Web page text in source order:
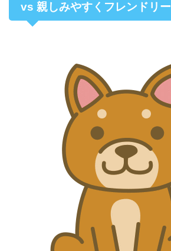
vs 親しみやすくフレンドリー